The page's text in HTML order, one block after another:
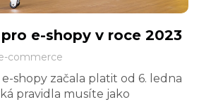
e-shopy v roce 2023
commerce
shopy začala platit od 6. ledna
pravidla musíte jako